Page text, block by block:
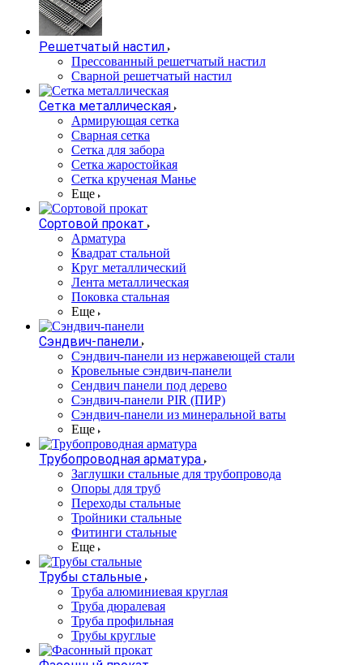
Решетчатый настил
Прессованный решетчатый настил
Сварной решетчатый настил
Сетка металлическая
Армирующая сетка
Сварная сетка
Сетка для забора
Сетка жаростойкая
Сетка крученая Манье
Еще
Сортовой прокат
Арматура
Квадрат стальной
Круг металлический
Лента металлическая
Поковка стальная
Еще
Сэндвич-панели
Cэндвич-панели из нержавеющей стали
Кровельные сэндвич-панели
Сендвич панели под дерево
Сэндвич-панели PIR (ПИР)
Сэндвич-панели из минеральной ваты
Еще
Трубопроводная арматура
Заглушки стальные для трубопровода
Опоры для труб
Переходы стальные
Тройники стальные
Фитинги стальные
Еще
Трубы стальные
Труба алюминиевая круглая
Труба дюралевая
Труба профильная
Трубы круглые